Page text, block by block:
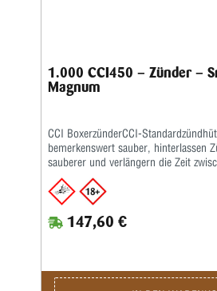
1.000 CCI450 – Zünder –
Magnum
CCI BoxerzünderCCI-
bemerkenswert sauber, hinterlassen
sauberer und verlängern die Zeit
Taschenreinigungen.Das ist ein
progressive Wiederlader.Sie sind
zu setzen als ältere CCI-Zündhütchen
reibungslose Zufuhr in automatisierten
ausgelegt.Sauber brennende
Empfindlichkeit für „kritisches“ Laden.
147,60 €